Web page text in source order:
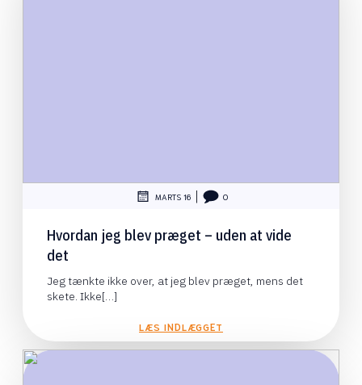
MARTS 16 0
Hvordan jeg blev præget – uden at vide
det
Jeg tænkte ikke over, at jeg blev præget, mens det
skete. Ikke[…]
LÆS INDLÆGGET